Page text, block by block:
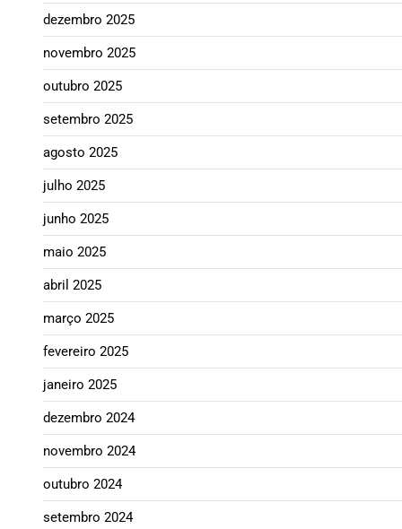
dezembro 2025
novembro 2025
outubro 2025
setembro 2025
agosto 2025
julho 2025
junho 2025
maio 2025
abril 2025
março 2025
fevereiro 2025
janeiro 2025
dezembro 2024
novembro 2024
outubro 2024
setembro 2024